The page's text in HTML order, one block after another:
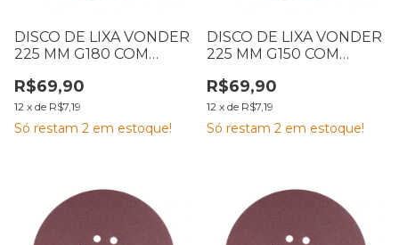
DISCO DE LIXA VONDER
225 MM G180 COM
10
R$69,90
12 x de R$7,19
Só restam 2 em estoque!
DISCO DE LIXA VONDER
225 MM G150 COM
10
R$69,90
12 x de R$7,19
Só restam 2 em estoque!